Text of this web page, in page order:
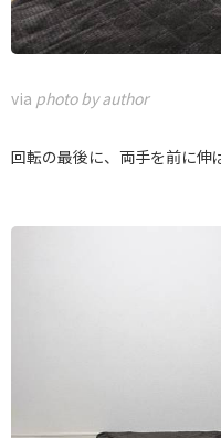
via photo by author
回転の最後に、両手を前に伸